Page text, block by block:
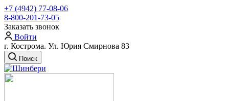
+7 (4942) 77-08-06
8-800-201-73-05
Заказать звонок
Войти
г. Кострома. Ул. Юрия Смирнова 83
Поиск